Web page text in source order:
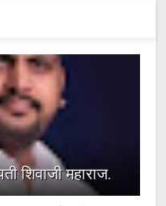
शिवाजी महाराज.